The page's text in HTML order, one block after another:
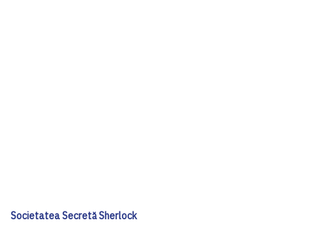
Societatea Secretă Sherlock